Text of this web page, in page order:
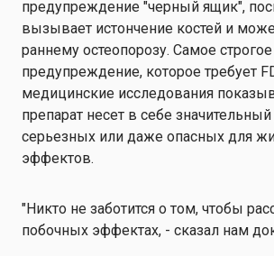
предупреждение "черный ящик",
вызывает истончение костей и
раннему остеопорозу. Самое строгое
предупреждение, которое требует
медицинские исследования
препарат несет в себе
серьезных или даже опасных для
эффектов.
"Никто не заботится о том, чтобы
побочных эффектах, - сказал нам